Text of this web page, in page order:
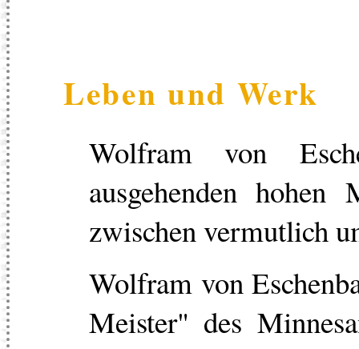
Leben und Werk
Wolfram von
ausgehenden
zwischen vermutlich
Wolfram von
Meister" des